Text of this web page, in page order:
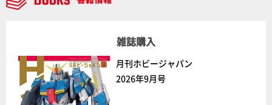
雑誌購入
月刊ホビージャパン
2026年9月号